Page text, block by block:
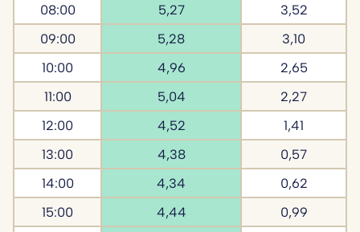
08:00
5,27
3,52
09:00
5,28
3,10
10:00
4,96
2,65
11:00
5,04
2,27
12:00
4,52
1,41
13:00
4,38
0,57
14:00
4,34
0,62
15:00
4,44
0,99